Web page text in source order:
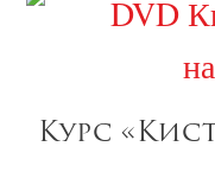
Курс